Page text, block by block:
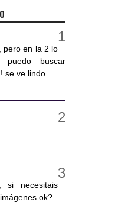
pero en la 2 lo
buscar
se ve lindo
si necesitais
ok?